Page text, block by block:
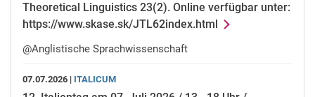
Theoretical Linguistics 23(2). Online verfügbar unter:
https://www.skase.sk/JTL62index.html
@Anglistische Sprachwissenschaft
07.07.2026 | ITALICUM